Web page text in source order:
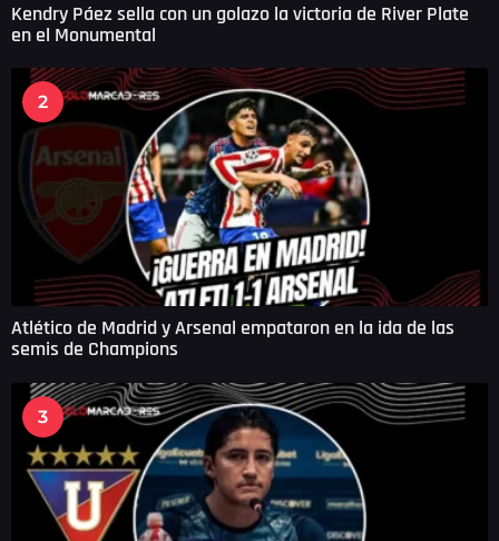
Kendry Páez sella con un golazo la victoria de River Plate
en el Monumental
2
Atlético de Madrid y Arsenal empataron en la ida de las
semis de Champions
3